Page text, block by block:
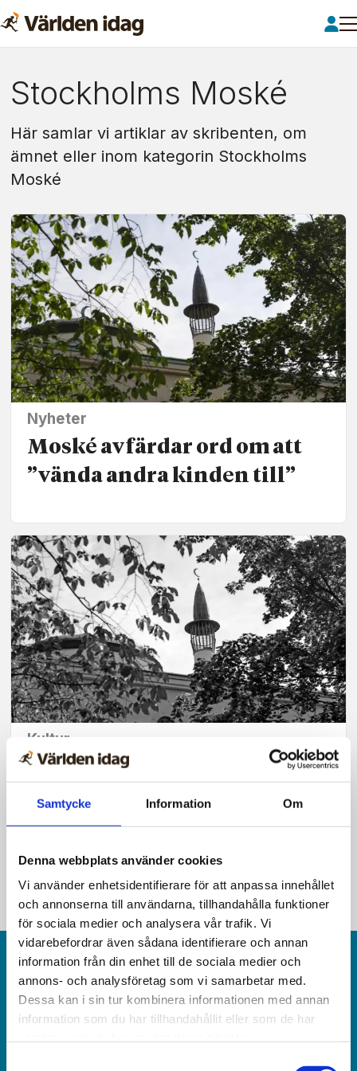
Samtycke Information Om
Denna webbplats använder cookies
Vi använder enhetsidentifierare för att anpassa innehållet
och annonserna till användarna, tillhandahålla funktioner
för sociala medier och analysera vår trafik. Vi
vidarebefordrar även sådana identifierare och annan
information från din enhet till de sociala medier och
annons- och analysföretag som vi samarbetar med.
Dessa kan i sin tur kombinera informationen med annan
information som du har tillhandahållit eller som de har
Om:
stockholms
moské
Stockholms Moské
Här samlar vi artiklar av skribenten, om
ämnet eller inom kategorin Stockholms
Moské
Nyheter
Moské avfärdar ord om att
”vända andra kinden till”
Kultur
Så etablerade sig Muslimska
brödraskapet i Sverige
Världen idag är en rikstäckande
och obunden nyhets­­­tidning på kristen grund.